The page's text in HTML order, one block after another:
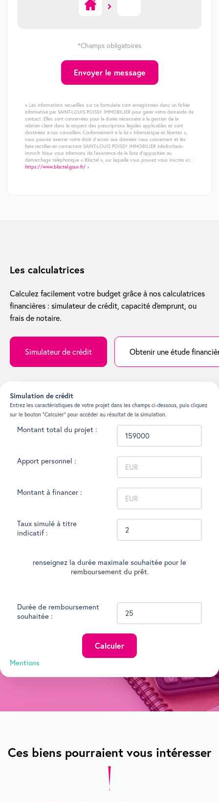
*Champs obligatoires
Envoyer le message
« Les informations recueillies sur ce formulaire sont enregistrées dans un fichier
informatisé par SAINT-LOUIS POISSY IMMOBILIER pour gérer votre demande de
contact. Elles sont conservées pour la durée nécessaire à la gestion de la
relation client dans le respect des prescriptions légales applicables et sont
destinées à nos conseillers Conformément à la loi « informatique et libertés »,
vous pouvez exercer votre droit d'accès aux données vous concernant et les
faire rectifier en contactant SAINT-LOUIS POISSY IMMOBILIER info@stlouis-
immo.fr. Nous vous informons de l'existence de la liste d'opposition au
démarchage téléphonique « Bloctel », sur laquelle vous pouvez vous inscrire ici :
https://www.bloctel.gouv.fr/ »
Les calculatrices
Calculez facilement votre budget grâce à nos calculatrices
financières : simulateur de crédit, capacité d'emprunt, ou
frais de notaire.
Simulateur de crédit Obtenir une étude
Ces biens pourraient vous intéresser